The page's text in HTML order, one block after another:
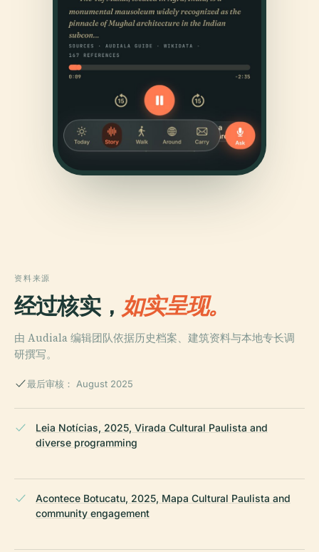
资料来源
经过核实， 如实呈现。
由 Audiala 编辑团队依据历史档案、建筑资料与本地专长调
研撰写。
最后审核： August 2025
Leia Notícias, 2025, Virada Cultural Paulista and
diverse programming
Acontece Botucatu, 2025, Mapa Cultural Paulista and
community engagement